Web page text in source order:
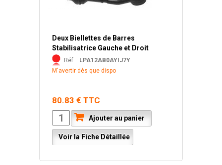
Deux Biellettes de Barres
Stabilisatrice Gauche et Droit
Réf. : LPA12AB0AYIJ7Y
M'avertir dès que dispo
80.83 € TTC
Ajouter au panier
Voir la Fiche Détaillée